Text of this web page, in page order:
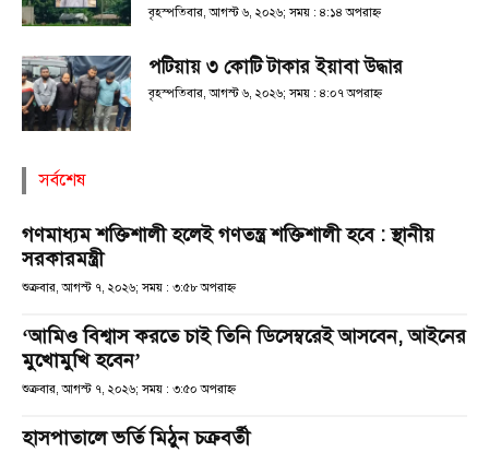
বৃহস্পতিবার, আগস্ট ৬, ২০২৬; সময় : ৪:১৪ অপরাহ্ণ
পটিয়ায় ৩ কোটি টাকার ইয়াবা উদ্ধার
বৃহস্পতিবার, আগস্ট ৬, ২০২৬; সময় : ৪:০৭ অপরাহ্ণ
সর্বশেষ
গণমাধ্যম শক্তিশালী হলেই গণতন্ত্র শক্তিশালী হবে : স্থানীয়
সরকারমন্ত্রী
শুক্রবার, আগস্ট ৭, ২০২৬; সময় : ৩:৫৮ অপরাহ্ণ
‘আমিও বিশ্বাস করতে চাই তিনি ডিসেম্বরেই আসবেন, আইনের
মুখোমুখি হবেন’
শুক্রবার, আগস্ট ৭, ২০২৬; সময় : ৩:৫০ অপরাহ্ণ
হাসপাতালে ভর্তি মিঠুন চক্রবর্তী